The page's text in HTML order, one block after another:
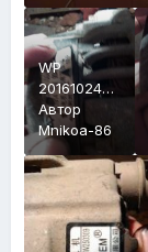
WP
20161024
007
Автор
Mnikoa-86